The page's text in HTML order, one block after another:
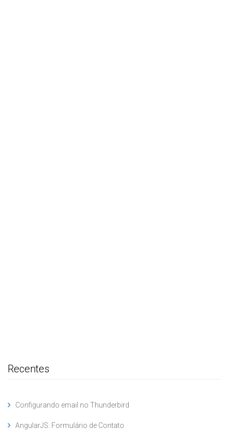
Recentes
Configurando email no Thunderbird
AngularJS: Formulário de Contato